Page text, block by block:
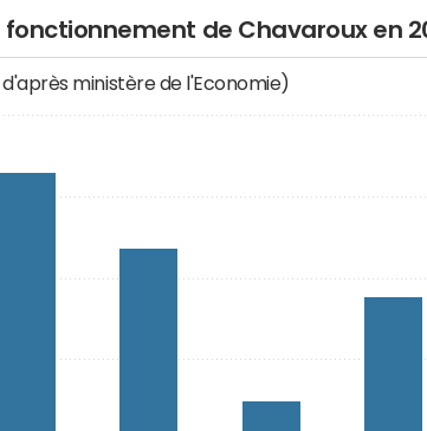
fonctionnement de Chavaroux en
d'après ministère de l'Economie)